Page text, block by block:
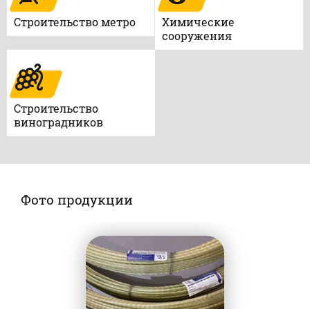
Строительство метро
Химические
сооружения
Строительство
виноградников
Фото продукции